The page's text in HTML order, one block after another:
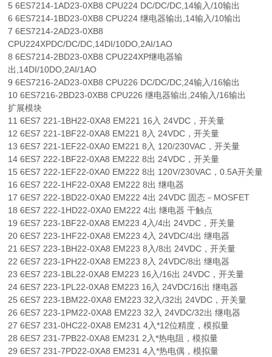
5 6ES7214-1AD23-0XB8 CPU224 DC/DC/DC,14输入/10输出
6 6ES7214-1BD23-0XB8 CPU224 继电器输出,14输入/10输出
7 6ES7214-2AD23-0XB8
CPU224XPDC/DC/DC,14DI/10DO,2AI/1AO
8 6ES7214-2BD23-0XB8 CPU224XP继电器输
出,14DI/10DO,2AI/1AO
9 6ES7216-2AD23-0XB8 CPU226 DC/DC/DC,24输入/16输出
10 6ES7216-2BD23-0XB8 CPU226 继电器输出,24输入/16输出
扩展模块
11 6ES7 221-1BH22-0XA8 EM221 16入 24VDC，开关量
12 6ES7 221-1BF22-0XA8 EM221 8入 24VDC，开关量
13 6ES7 221-1EF22-0XA0 EM221 8入 120/230VAC，开关量
14 6ES7 222-1BF22-0XA8 EM222 8出 24VDC，开关量
15 6ES7 222-1EF22-0XA0 EM222 8出 120V/230VAC，0.5A开关量
16 6ES7 222-1HF22-0XA8 EM222 8出 继电器
17 6ES7 222-1BD22-0XA0 EM222 4出 24VDC 固态－MOSFET
18 6ES7 222-1HD22-0XA0 EM222 4出 继电器 干触点
19 6ES7 223-1BF22-0XA8 EM223 4入/4出 24VDC，开关量
20 6ES7 223-1HF22-0XA8 EM223 4入 24VDC/4出 继电器
21 6ES7 223-1BH22-0XA8 EM223 8入/8出 24VDC，开关量
22 6ES7 223-1PH22-0XA8 EM223 8入 24VDC/8出 继电器
23 6ES7 223-1BL22-0XA8 EM223 16入/16出 24VDC，开关量
24 6ES7 223-1PL22-0XA8 EM223 16入 24VDC/16出 继电器
25 6ES7 223-1BM22-0XA8 EM223 32入/32出 24VDC，开关量
26 6ES7 223-1PM22-0XA8 EM223 32入 24VDC/32出 继电器
27 6ES7 231-0HC22-0XA8 EM231 4入*12位精度，模拟量
28 6ES7 231-7PB22-0XA8 EM231 2入*热电阻，模拟量
29 6ES7 231-7PD22-0XA8 EM231 4入*热电偶，模拟量